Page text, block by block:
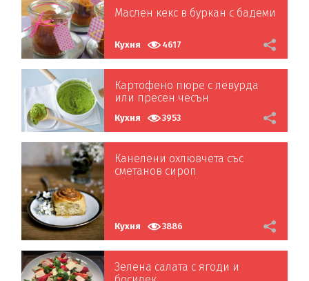
Маслен кекс в буркан с бадеми
Кухня 4617
Картофено пюре с левурда
или пресен чесън
Кухня 3953
Канелени охлювчета със
сметанов сироп
Кухня 3886
Зелена салата с ягоди и